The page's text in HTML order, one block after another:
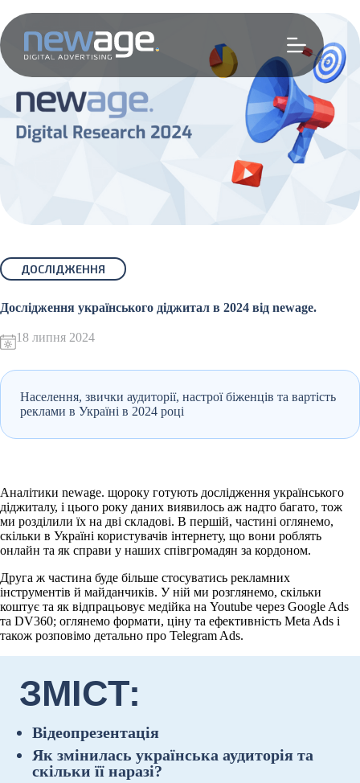
до
вмісту
ДОСЛІДЖЕННЯ
Дослідження українського діджитал в 2024 від newage.
18 липня 2024
Населення, звички аудиторії, настрої біженців та вартість
реклами в Україні в 2024 році
Аналітики newage. щороку готують дослідження українського
діджиталу, і цього року даних виявилось аж надто багато, тож
ми розділили їх на дві складові. В першій, частині оглянемо,
скільки в Україні користувачів інтернету, що вони роблять
онлайн та як справи у наших співгромадян за кордоном.
Друга ж частина буде більше стосуватись рекламних
інструментів й майданчиків. У ній ми розглянемо, скільки
коштує та як відпрацьовує медійка на Youtube через Google Ads
та DV360; оглянемо формати, ціну та ефективність Meta Ads і
також розповімо детально про Telegram Ads.
ЗМІСТ:
Відеопрезентація
Як змінилась українська аудиторія та
скільки її наразі?